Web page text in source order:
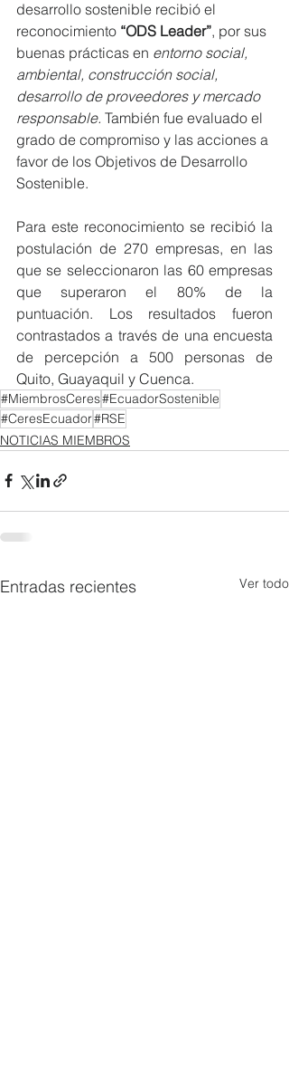
desarrollo sostenible recibió el
reconocimiento “ODS Leader”, por sus
buenas prácticas en entorno social,
ambiental, construcción social,
desarrollo de proveedores y mercado
responsable. También fue evaluado el
grado de compromiso y las acciones a
favor de los Objetivos de Desarrollo
Sostenible.
Para este reconocimiento se recibió la
postulación de 270 empresas, en las
que se seleccionaron las 60 empresas
que superaron el 80% de la
puntuación. Los resultados fueron
contrastados a través de una encuesta
de percepción a 500 personas de
Quito, Guayaquil y Cuenca.
#MiembrosCeres#EcuadorSostenible
#CeresEcuador#RSE
NOTICIAS MIEMBROS
Entradas recientes Ver todo